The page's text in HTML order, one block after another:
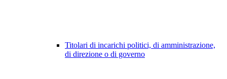
Titolari di incarichi politici, di amministrazione,
di direzione o di governo